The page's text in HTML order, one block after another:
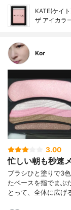
KATE(ケイ
ザ アイカラ
Kor
3.00
忙しい朝も秒速
ブラシひと塗りで3
たベースを指でま
とって、全体に広げ